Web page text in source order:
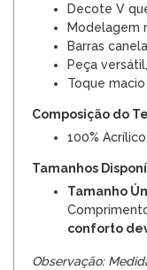
Decote V
Modelagem
Barras
Peça
Toque
Composição do
100% Acrílico.
Tamanhos
Tamanho
conforto
Observação: